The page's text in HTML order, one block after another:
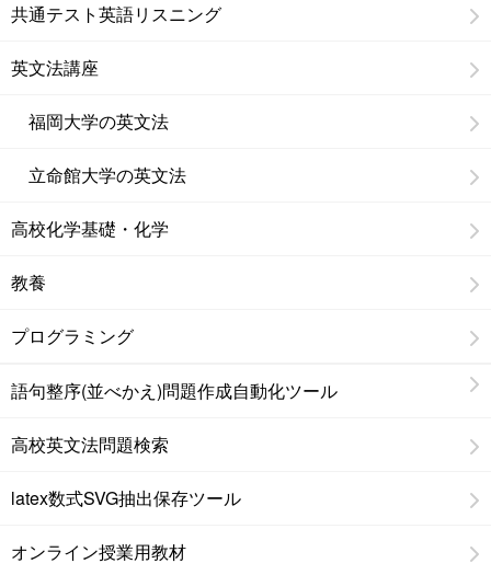
共通テスト英語リスニング
英文法講座
福岡大学の英文法
立命館大学の英文法
高校化学基礎・化学
教養
プログラミング
語句整序(並べかえ)問題作成自動化ツール
高校英文法問題検索
latex数式SVG抽出保存ツール
オンライン授業用教材